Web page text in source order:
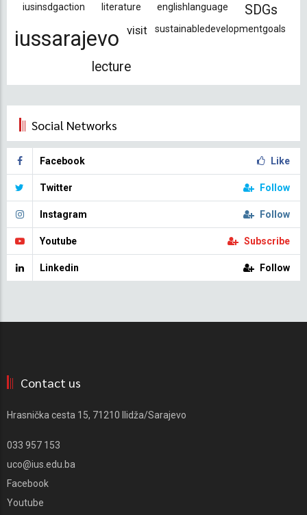
iusinsdgaction
literature englishlanguage SDGs
iussarajevo visit sustainabledevelopmentgoals
lecture
Social Networks
Facebook Like
Twitter Follow
Instagram Follow
Youtube Subscribe
Linkedin Follow
Contact us
Hrasnička cesta 15, 71210 Ilidža/Sarajevo
033 957 153
uco@ius.edu.ba
Facebook
Youtube